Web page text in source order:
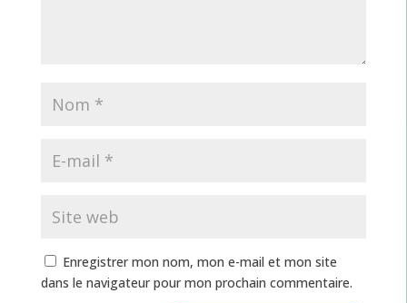
Enregistrer mon nom, mon e-mail et mon site
dans le navigateur pour mon prochain commentaire.